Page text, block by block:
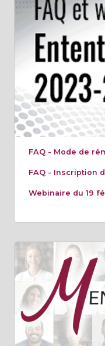
FAQ - Mode de
FAQ - Inscription
Webinaire du 19